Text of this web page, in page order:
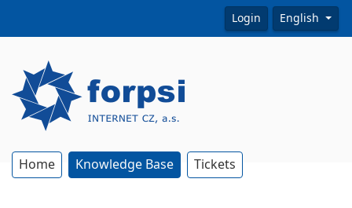
Login English
Home Knowledge Base Tickets